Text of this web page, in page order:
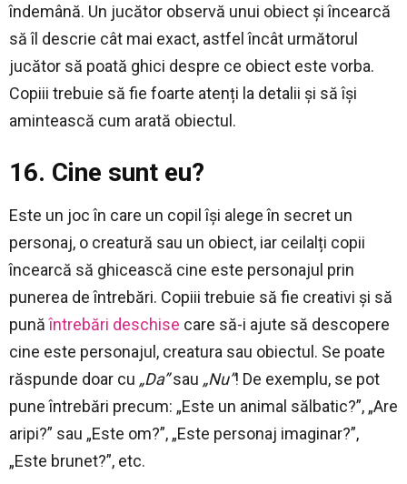
îndemână. Un jucător observă unui obiect și încearcă
să îl descrie cât mai exact, astfel încât următorul
jucător să poată ghici despre ce obiect este vorba.
Copiii trebuie să fie foarte atenți la detalii și să își
amintească cum arată obiectul.
16. Cine sunt eu?
Este un joc în care un copil își alege în secret un
personaj, o creatură sau un obiect, iar ceilalți copii
încearcă să ghicească cine este personajul prin
punerea de întrebări. Copiii trebuie să fie creativi și să
punăîntrebări deschise care să-i ajute să descopere
cine este personajul, creatura sau obiectul. Se poate
răspunde doar cu „Da”sau „Nu”! De exemplu, se pot
pune întrebări precum: „Este un animal sălbatic?”, „Are
aripi?” sau „Este om?”, „Este personaj imaginar?”,
„Este brunet?”, etc.